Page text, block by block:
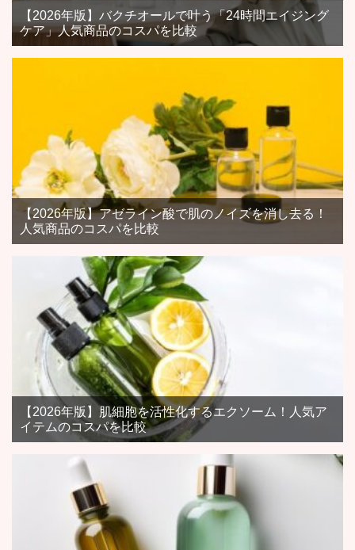
【2026年版】バクチオールで叶う「24時間エイジング
ケア」人気商品のコスパを比較
【2026年版】アゼライン酸で肌のノイズを消し去る！
人気商品のコスパを比較
【2026年版】肌細胞を活性化するエクソーム！人気ア
イテムのコスパを比較